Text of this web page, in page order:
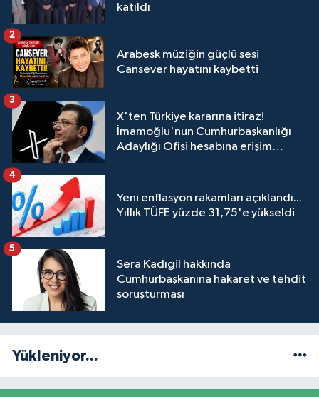
katıldı
Arabesk müziğin güçlü sesi
Cansever hayatını kaybetti
2
X'ten Türkiye kararına itiraz!
İmamoğlu'nun Cumhurbaşkanlığı
Adaylığı Ofisi hesabına erişim
3
Yeni enflasyon rakamları açıklandı...
Yıllık TÜFE yüzde 31,75'e yükseldi
4
Sera Kadıgil hakkında
Cumhurbaşkanına hakaret ve tehdit
soruşturması
5
Yükleniyor...